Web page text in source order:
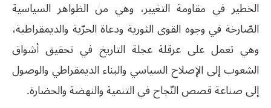
الخطير في مقاومة التغيير، وهي من الظواهر السياسية
الصّارخة في وجوه القوى الثورية ودعاة الحرّية والديمقراطية،
وهي تعمل على عرقلة عجلة التاريخ في تحقيق أشواق
الشعوب إلى الإصلاح السياسي والبناء الديمقراطي والوصول
إلى صناعة قصص النّجاح في التنمية والنهضة والحضارة.